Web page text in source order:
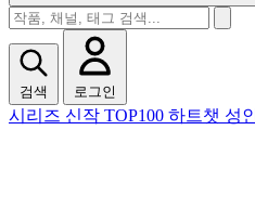
검색 로그인
시리즈 신작 TOP100 하트챗 성